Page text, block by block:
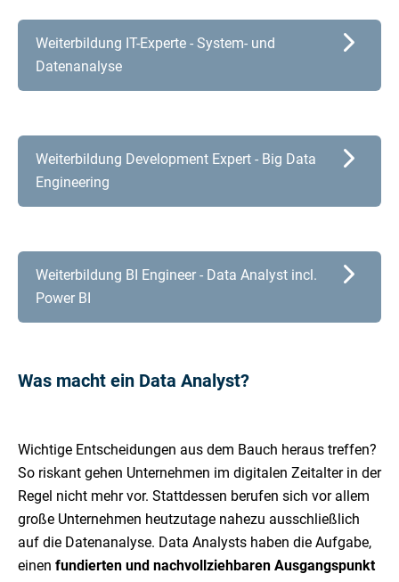
Weiterbildung IT-Experte - System- und
Datenanalyse
Weiterbildung Development Expert - Big Data
Engineering
Weiterbildung BI Engineer - Data Analyst incl.
Power BI
Was macht ein Data Analyst?
Wichtige Entscheidungen aus dem Bauch heraus treffen?
So riskant gehen Unternehmen im digitalen Zeitalter in der
Regel nicht mehr vor. Stattdessen berufen sich vor allem
große Unternehmen heutzutage nahezu ausschließlich
auf die Datenanalyse. Data Analysts haben die Aufgabe,
einen fundierten und nachvollziehbaren Ausgangspunkt